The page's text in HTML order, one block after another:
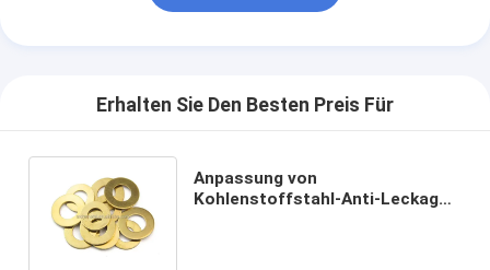
Erhalten Sie Den Besten Preis Für
Anpassung von
Kohlenstoffstahl-Anti-Leckage-